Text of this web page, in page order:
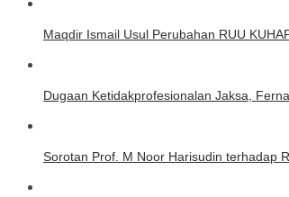
Maqdir Ismail Usul Perubahan RUU
Dugaan Ketidakprofesionalan Jaksa,
Sorotan Prof. M Noor Harisudin terhadap